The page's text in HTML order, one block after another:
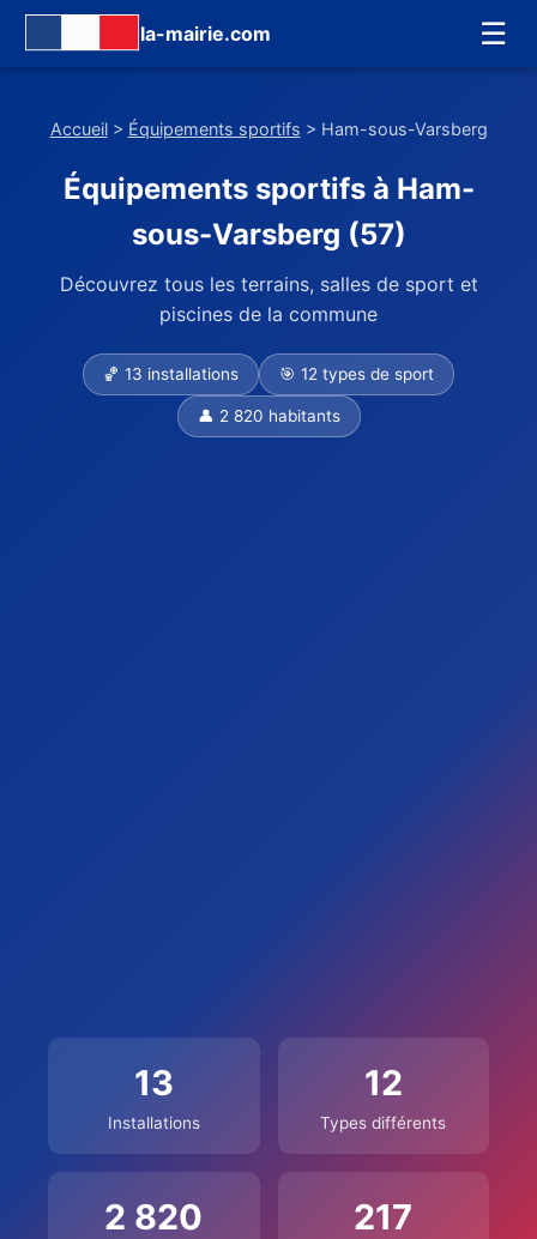
la-mairie.com ☰
Accueil> Équipements sportifs > Ham-sous-Varsberg
Équipements sportifs à Ham-
sous-Varsberg (57)
Découvrez tous les terrains, salles de sport et
piscines de la commune
🏀 13 installations 🎯 12 types de sport
👤 2 820 habitants
13
Installations
12
Types différents
2 820 217